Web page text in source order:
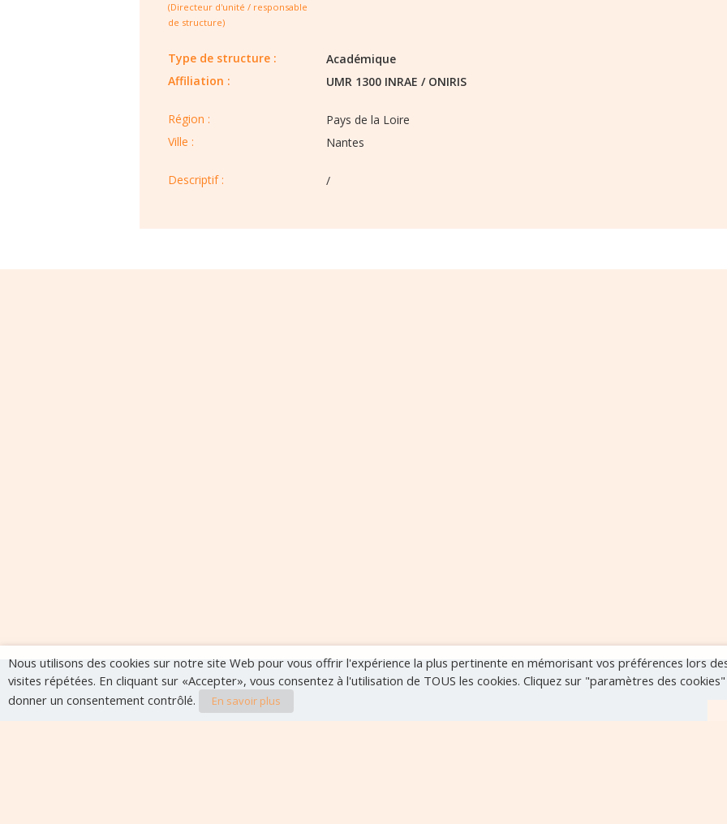
(Directeur d'unité / responsable
de structure)
Type de structure :​
Académique
Affiliation :
UMR 1300 INRAE / ONIRIS
Région :​​
Pays de la Loire
Ville :​​
Nantes
Descriptif :​ /
Nous utilisons des cookies sur notre site Web pour vous offrir l'expérience la plus pertinente en mémorisant vos préférences lors
visites répétées. En cliquant sur «Accepter», vous consentez à l'utilisation de TOUS les cookies. Cliquez sur "paramètres des
donner un consentement contrôlé.
En savoir plus